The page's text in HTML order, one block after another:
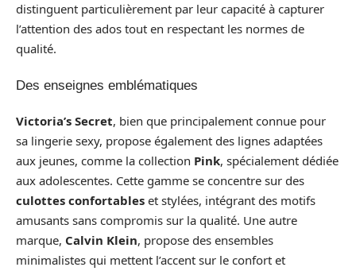
distinguent particulièrement par leur capacité à capturer
l’attention des ados tout en respectant les normes de
qualité.
Des enseignes emblématiques
Victoria’s Secret, bien que principalement connue pour
sa lingerie sexy, propose également des lignes adaptées
aux jeunes, comme la collection Pink, spécialement dédiée
aux adolescentes. Cette gamme se concentre sur des
culottes confortables et stylées, intégrant des motifs
amusants sans compromis sur la qualité. Une autre
marque, Calvin Klein, propose des ensembles
minimalistes qui mettent l’accent sur le confort et